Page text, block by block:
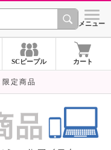
ショッ
メニュー
SCピープル カート
定商品